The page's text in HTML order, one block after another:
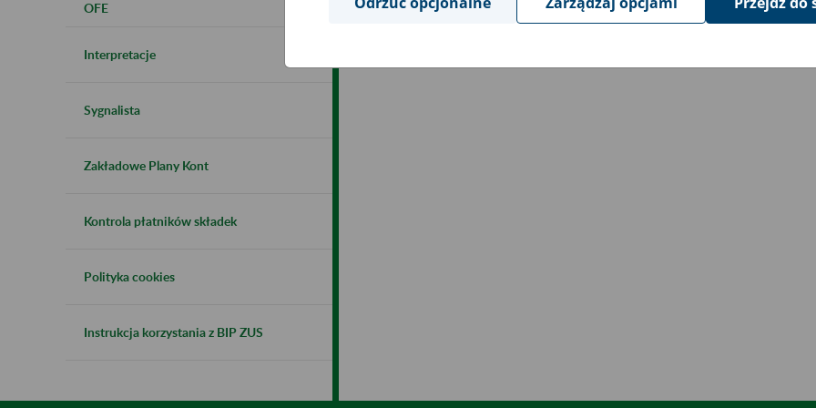
OFE
Interpretacje
Sygnalista
Zakładowe Plany Kont
Kontrola płatników składek
Polityka cookies
Instrukcja korzystania z BIP ZUS